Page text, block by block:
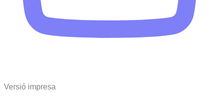
Versió impresa